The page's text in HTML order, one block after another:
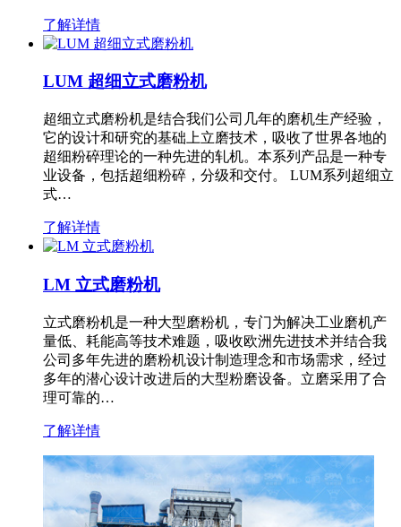
了解详情
LUM 超细立式磨粉机
超细立式磨粉机是结合我们公司几年的磨机生产经验，
它的设计和研究的基础上立磨技术，吸收了世界各地的
超细粉碎理论的一种先进的轧机。本系列产品是一种专
业设备，包括超细粉碎，分级和交付。 LUM系列超细立
式…
了解详情
LM 立式磨粉机
立式磨粉机是一种大型磨粉机，专门为解决工业磨机产
量低、耗能高等技术难题，吸收欧洲先进技术并结合我
公司多年先进的磨粉机设计制造理念和市场需求，经过
多年的潜心设计改进后的大型粉磨设备。立磨采用了合
理可靠的…
了解详情